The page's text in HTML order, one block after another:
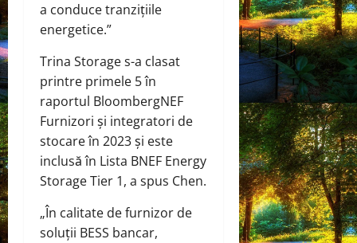
a conduce tranzițiile
energetice.”
Trina Storage s-a clasat
printre primele 5 în
raportul BloombergNEF
Furnizori și integratori de
stocare în 2023 și este
inclusă în Lista BNEF Energy
Storage Tier 1, a spus Chen.
„În calitate de furnizor de
soluții BESS bancar,